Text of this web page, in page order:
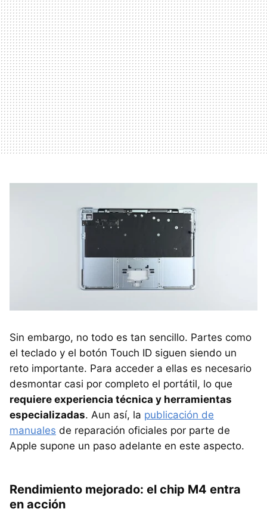
Sin embargo, no todo es tan sencillo. Partes como
el teclado y el botón Touch ID siguen siendo un
reto importante. Para acceder a ellas es necesario
desmontar casi por completo el portátil, lo que
requiere experiencia técnica y herramientas
especializadas. Aun así, la publicación de
manuales de reparación oficiales por parte de
Apple supone un paso adelante en este aspecto.
Rendimiento mejorado: el chip M4 entra
en acción